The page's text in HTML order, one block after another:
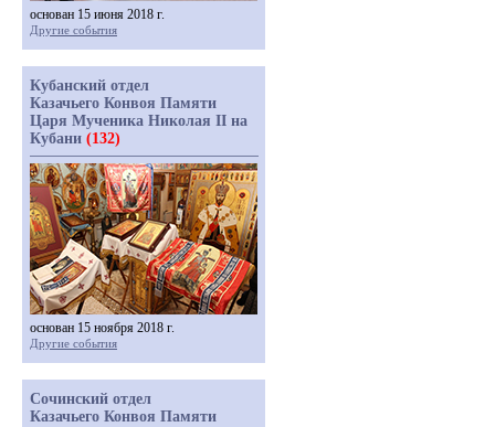
основан 15 июня 2018 г.
Другие события
Кубанский отдел
Казачьего Конвоя Памяти
Царя Мученика Николая II на
Кубани (132)
основан 15 ноября 2018 г.
Другие события
Сочинский отдел
Казачьего Конвоя Памяти